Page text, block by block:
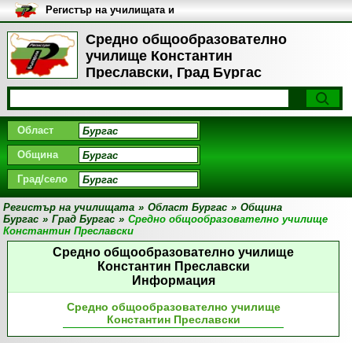
Средно общообразователно
училище Константин
Преславски, Град Бургас
Регистър на училищата и
университетите в България
Област
Община
Град/село
Регистър на училищата » Област Бургас » Община
Бургас » Град Бургас » Средно общообразователно училище
Константин Преславски
Средно общообразователно училище
Константин Преславски
Информация
Средно общообразователно училище
Константин Преславски